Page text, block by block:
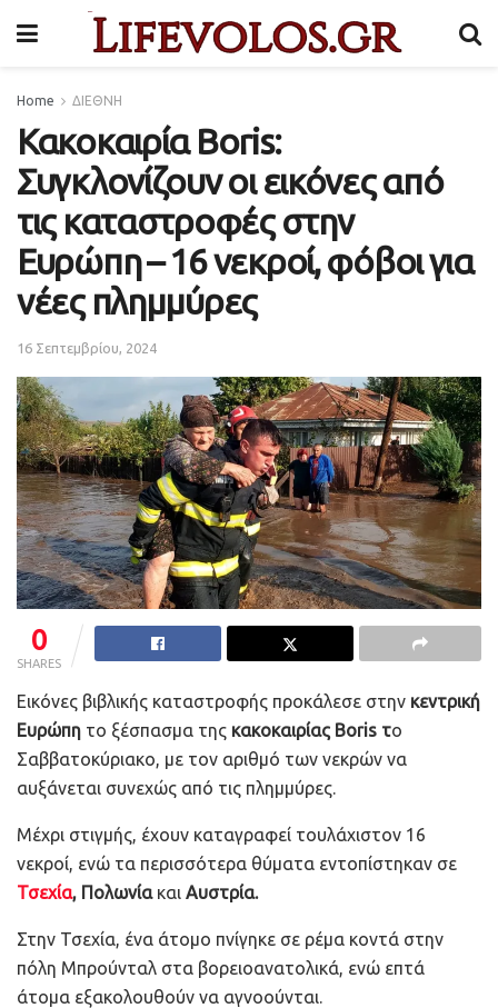
Home ΔΙΕΘΝΗ
Κακοκαιρία Boris:
Συγκλονίζουν οι εικόνες από
τις καταστροφές στην
Ευρώπη – 16 νεκροί, φόβοι για
νέες πλημμύρες
16 Σεπτεμβρίου, 2024
0
SHARES
Εικόνες βιβλικής καταστροφής προκάλεσε στην κεντρική
Ευρώπη το ξέσπασμα της κακοκαιρίας Boris το
Σαββατοκύριακο, με τον αριθμό των νεκρών να
αυξάνεται συνεχώς από τις πλημμύρες.
Μέχρι στιγμής, έχουν καταγραφεί τουλάχιστον 16
νεκροί, ενώ τα περισσότερα θύματα εντοπίστηκαν σε
Τσεχία, Πολωνίακαι Αυστρία.
Στην Τσεχία, ένα άτομο πνίγηκε σε ρέμα κοντά στην
πόλη Μπρούνταλ στα βορειοανατολικά, ενώ επτά
άτομα εξακολουθούν να αγνοούνται.